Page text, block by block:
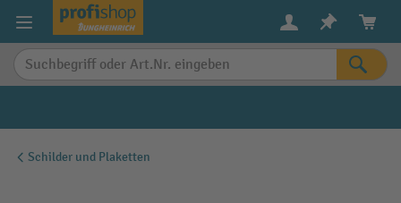
springen
Schilder und Plaketten